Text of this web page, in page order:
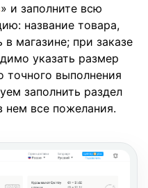
» и заполните всю
название товара,
магазине; при заказе
указать размер
точного выполнения
заполнить раздел
нем все пожелания.